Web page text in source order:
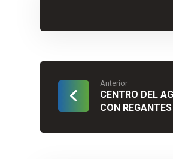
Anterior
CENTRO DEL
CON REGANTES